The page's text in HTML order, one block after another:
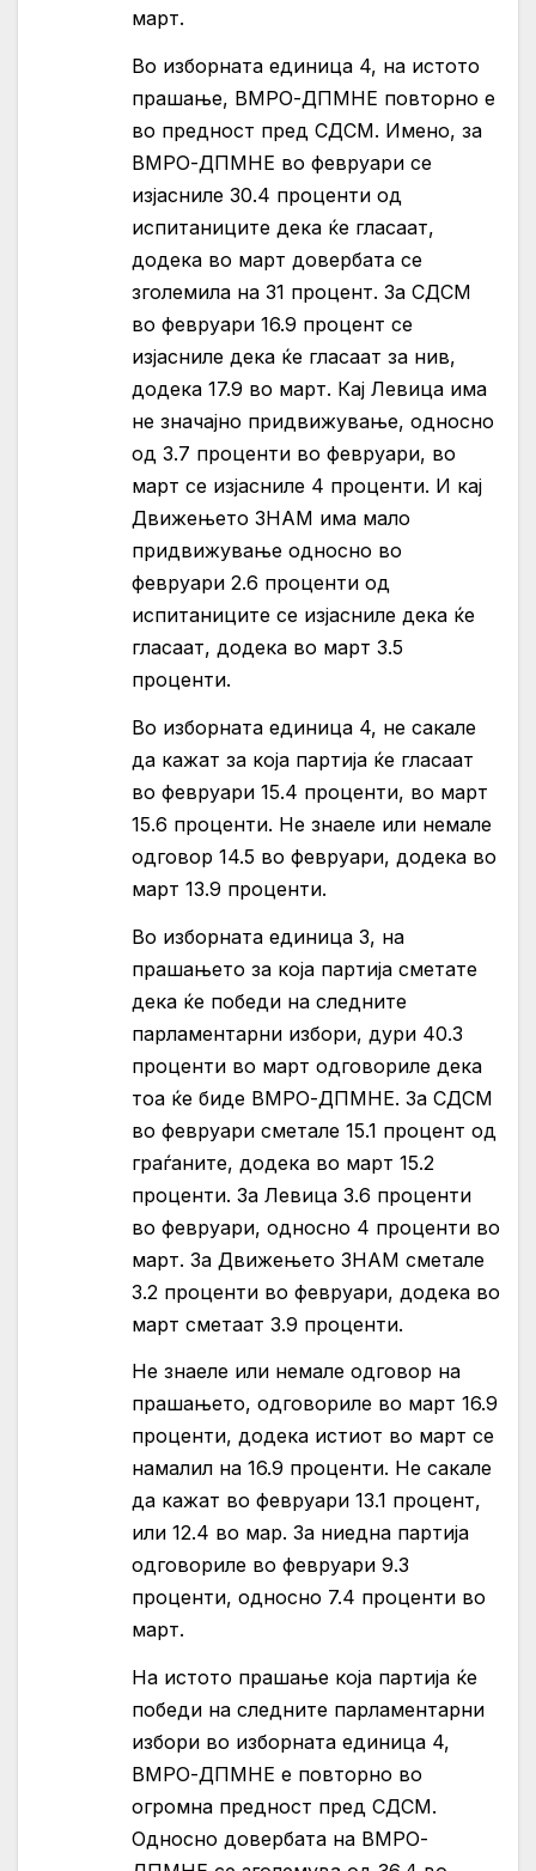
март.
Во изборната единица 4, на истото
прашање, ВМРО-ДПМНЕ повторно е
во предност пред СДСМ. Имено, за
ВМРО-ДПМНЕ во февруари се
изјасниле 30.4 проценти од
испитаниците дека ќе гласаат,
додека во март довербата се
зголемила на 31 процент. За СДСМ
во февруари 16.9 процент се
изјасниле дека ќе гласаат за нив,
додека 17.9 во март. Кај Левица има
не значајно придвижување, односно
од 3.7 проценти во февруари, во
март се изјасниле 4 проценти. И кај
Движењето ЗНАМ има мало
придвижување односно во
февруари 2.6 проценти од
испитаниците се изјасниле дека ќе
гласаат, додека во март 3.5
проценти.
Во изборната единица 4, не сакале
да кажат за која партија ќе гласаат
во февруари 15.4 проценти, во март
15.6 проценти. Не знаеле или немале
одговор 14.5 во февруари, додека во
март 13.9 проценти.
Во изборната единица 3, на
прашањето за која партија сметате
дека ќе победи на следните
парламентарни избори, дури 40.3
проценти во март одговориле дека
тоа ќе биде ВМРО-ДПМНЕ. За СДСМ
во февруари сметале 15.1 процент од
граѓаните, додека во март 15.2
проценти. За Левица 3.6 проценти
во февруари, односно 4 проценти во
март. За Движењето ЗНАМ сметале
3.2 проценти во февруари, додека во
март сметаат 3.9 проценти.
Не знаеле или немале одговор на
прашањето, одговориле во март 16.9
проценти, додека истиот во март се
намалил на 16.9 проценти. Не сакале
да кажат во февруари 13.1 процент,
или 12.4 во мар. За ниедна партија
одговориле во февруари 9.3
проценти, односно 7.4 проценти во
март.
На истото прашање која партија ќе
победи на следните парламентарни
избори во изборната единица 4,
ВМРО-ДПМНЕ е повторно во
огромна предност пред СДСМ.
Односно довербата на ВМРО-